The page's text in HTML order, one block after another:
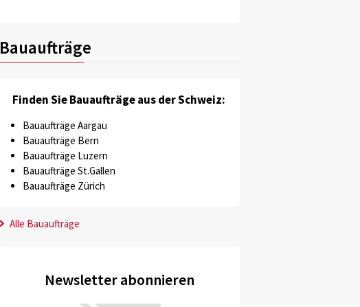
Bauaufträge
Finden Sie Bauaufträge aus der Schweiz:
Bauaufträge Aargau
Bauaufträge Bern
Bauaufträge Luzern
Bauaufträge St.Gallen
Bauaufträge Zürich
Alle Bauaufträge
Newsletter abonnieren